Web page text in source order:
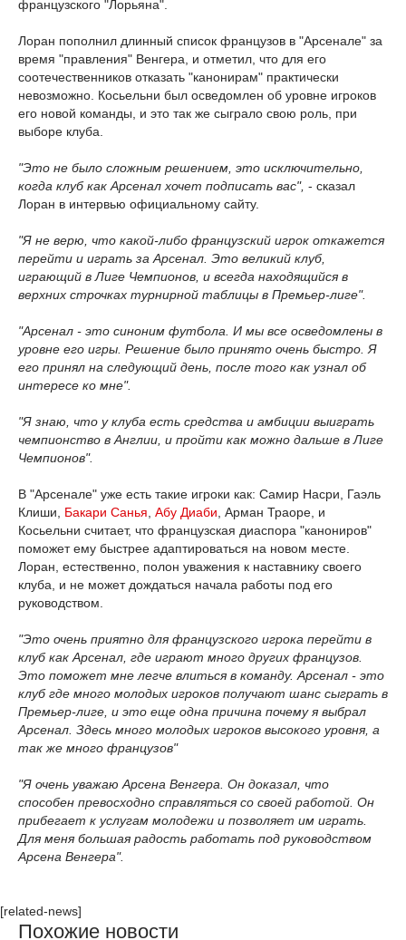
французского "Лорьяна".
Лоран пополнил длинный список французов в "Арсенале" за
время "правления" Венгера, и отметил, что для его
соотечественников отказать "канонирам" практически
невозможно. Косьельни был осведомлен об уровне игроков
его новой команды, и это так же сыграло свою роль, при
выборе клуба.
"Это не было сложным решением, это исключительно,
когда клуб как Арсенал хочет подписать вас", - сказал
Лоран в интервью официальному сайту.
"Я не верю, что какой-либо французский игрок откажется
перейти и играть за Арсенал. Это великий клуб,
играющий в Лиге Чемпионов, и всегда находящийся в
верхних строчках турнирной таблицы в Премьер-лиге".
"Арсенал - это синоним футбола. И мы все осведомлены в
уровне его игры. Решение было принято очень быстро. Я
его принял на следующий день, после того как узнал об
интересе ко мне".
"Я знаю, что у клуба есть средства и амбиции выиграть
чемпионство в Англии, и пройти как можно дальше в Лиге
Чемпионов".
В "Арсенале" уже есть такие игроки как: Самир Насри, Гаэль
Клиши, Бакари Санья, Абу Диаби, Арман Траоре, и
Косьельни считает, что французская диаспора "канониров"
поможет ему быстрее адаптироваться на новом месте.
Лоран, естественно, полон уважения к наставнику своего
клуба, и не может дождаться начала работы под его
руководством.
"Это очень приятно для французского игрока перейти в
клуб как Арсенал, где играют много других французов.
Это поможет мне легче влиться в команду. Арсенал - это
клуб где много молодых игроков получают шанс сыграть в
Премьер-лиге, и это еще одна причина почему я выбрал
Арсенал. Здесь много молодых игроков высокого уровня, а
так же много французов"
"Я очень уважаю Арсена Венгера. Он доказал, что
способен превосходно справляться со своей работой. Он
прибегает к услугам молодежи и позволяет им играть.
Для меня большая радость работать под руководством
Арсена Венгера".
[related-news]
Похожие новости